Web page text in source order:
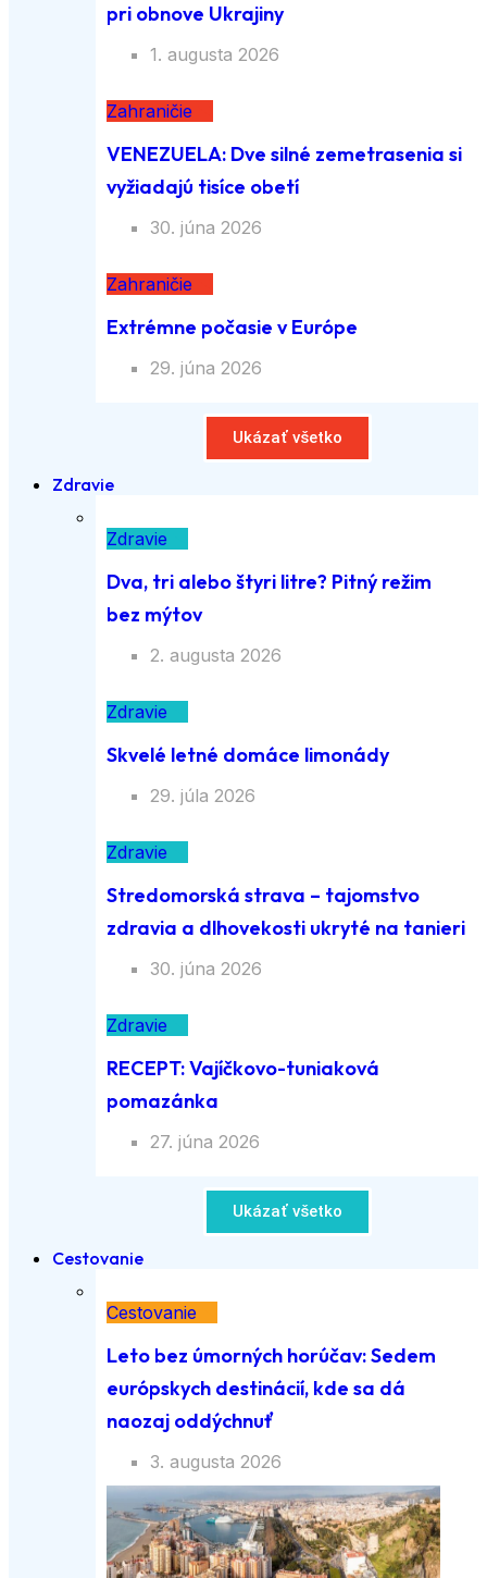
pri obnove Ukrajiny
1. augusta 2026
Zahraničie
VENEZUELA: Dve silné zemetrasenia si
vyžiadajú tisíce obetí
30. júna 2026
Zahraničie
Extrémne počasie v Európe
29. júna 2026
Ukázať všetko
Zdravie
Zdravie
Dva, tri alebo štyri litre? Pitný režim
bez mýtov
2. augusta 2026
Zdravie
Skvelé letné domáce limonády
29. júla 2026
Zdravie
Stredomorská strava – tajomstvo
zdravia a dlhovekosti ukryté na tanieri
30. júna 2026
Zdravie
RECEPT: Vajíčkovo-tuniaková
pomazánka
27. júna 2026
Ukázať všetko
Cestovanie
Cestovanie
Leto bez úmorných horúčav: Sedem
európskych destinácií, kde sa dá
naozaj oddýchnuť
3. augusta 2026